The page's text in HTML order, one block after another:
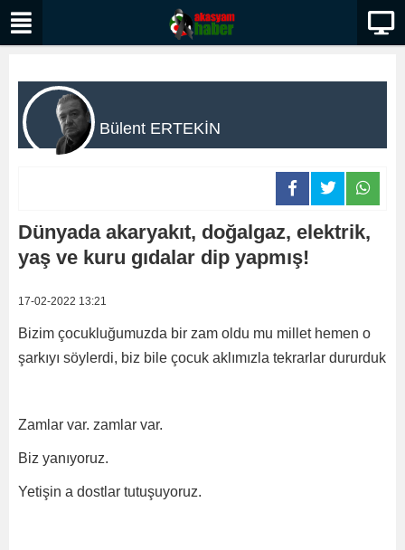
Bülent ERTEKİN
Dünyada akaryakıt, doğalgaz, elektrik,
yaş ve kuru gıdalar dip yapmış!
17-02-2022 13:21
Bizim çocukluğumuzda bir zam oldu mu millet hemen o
şarkıyı söylerdi, biz bile çocuk aklımızla tekrarlar dururduk
Zamlar var. zamlar var.
Biz yanıyoruz.
Yetişin a dostlar tutuşuyoruz.